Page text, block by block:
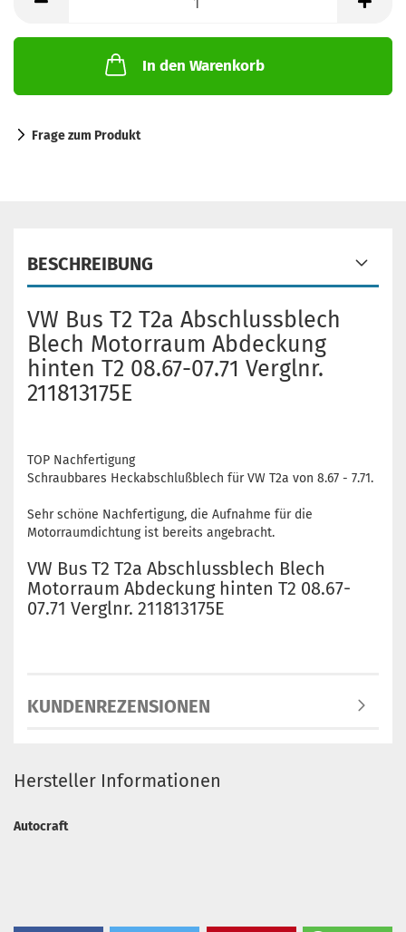
In den Warenkorb
Frage zum Produkt
BESCHREIBUNG
VW Bus T2 T2a Abschlussblech
Blech Motorraum Abdeckung
hinten T2 08.67-07.71 Verglnr.
211813175E
TOP Nachfertigung
Schraubbares Heckabschlußblech für VW T2a von 8.67 - 7.71.
Sehr schöne Nachfertigung, die Aufnahme für die
Motorraumdichtung ist bereits angebracht.
VW Bus T2 T2a Abschlussblech Blech
Motorraum Abdeckung hinten T2 08.67-
07.71 Verglnr. 211813175E
KUNDENREZENSIONEN
Hersteller Informationen
Autocraft